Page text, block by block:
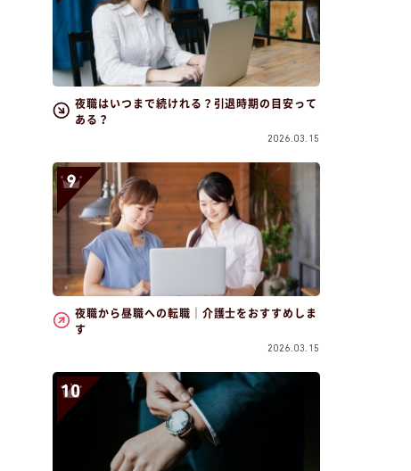
夜職はいつまで続けれる？引退時期の目安って
ある？
2026.03.15
夜職から昼職への転職｜介護士をおすすめしま
す
2026.03.15